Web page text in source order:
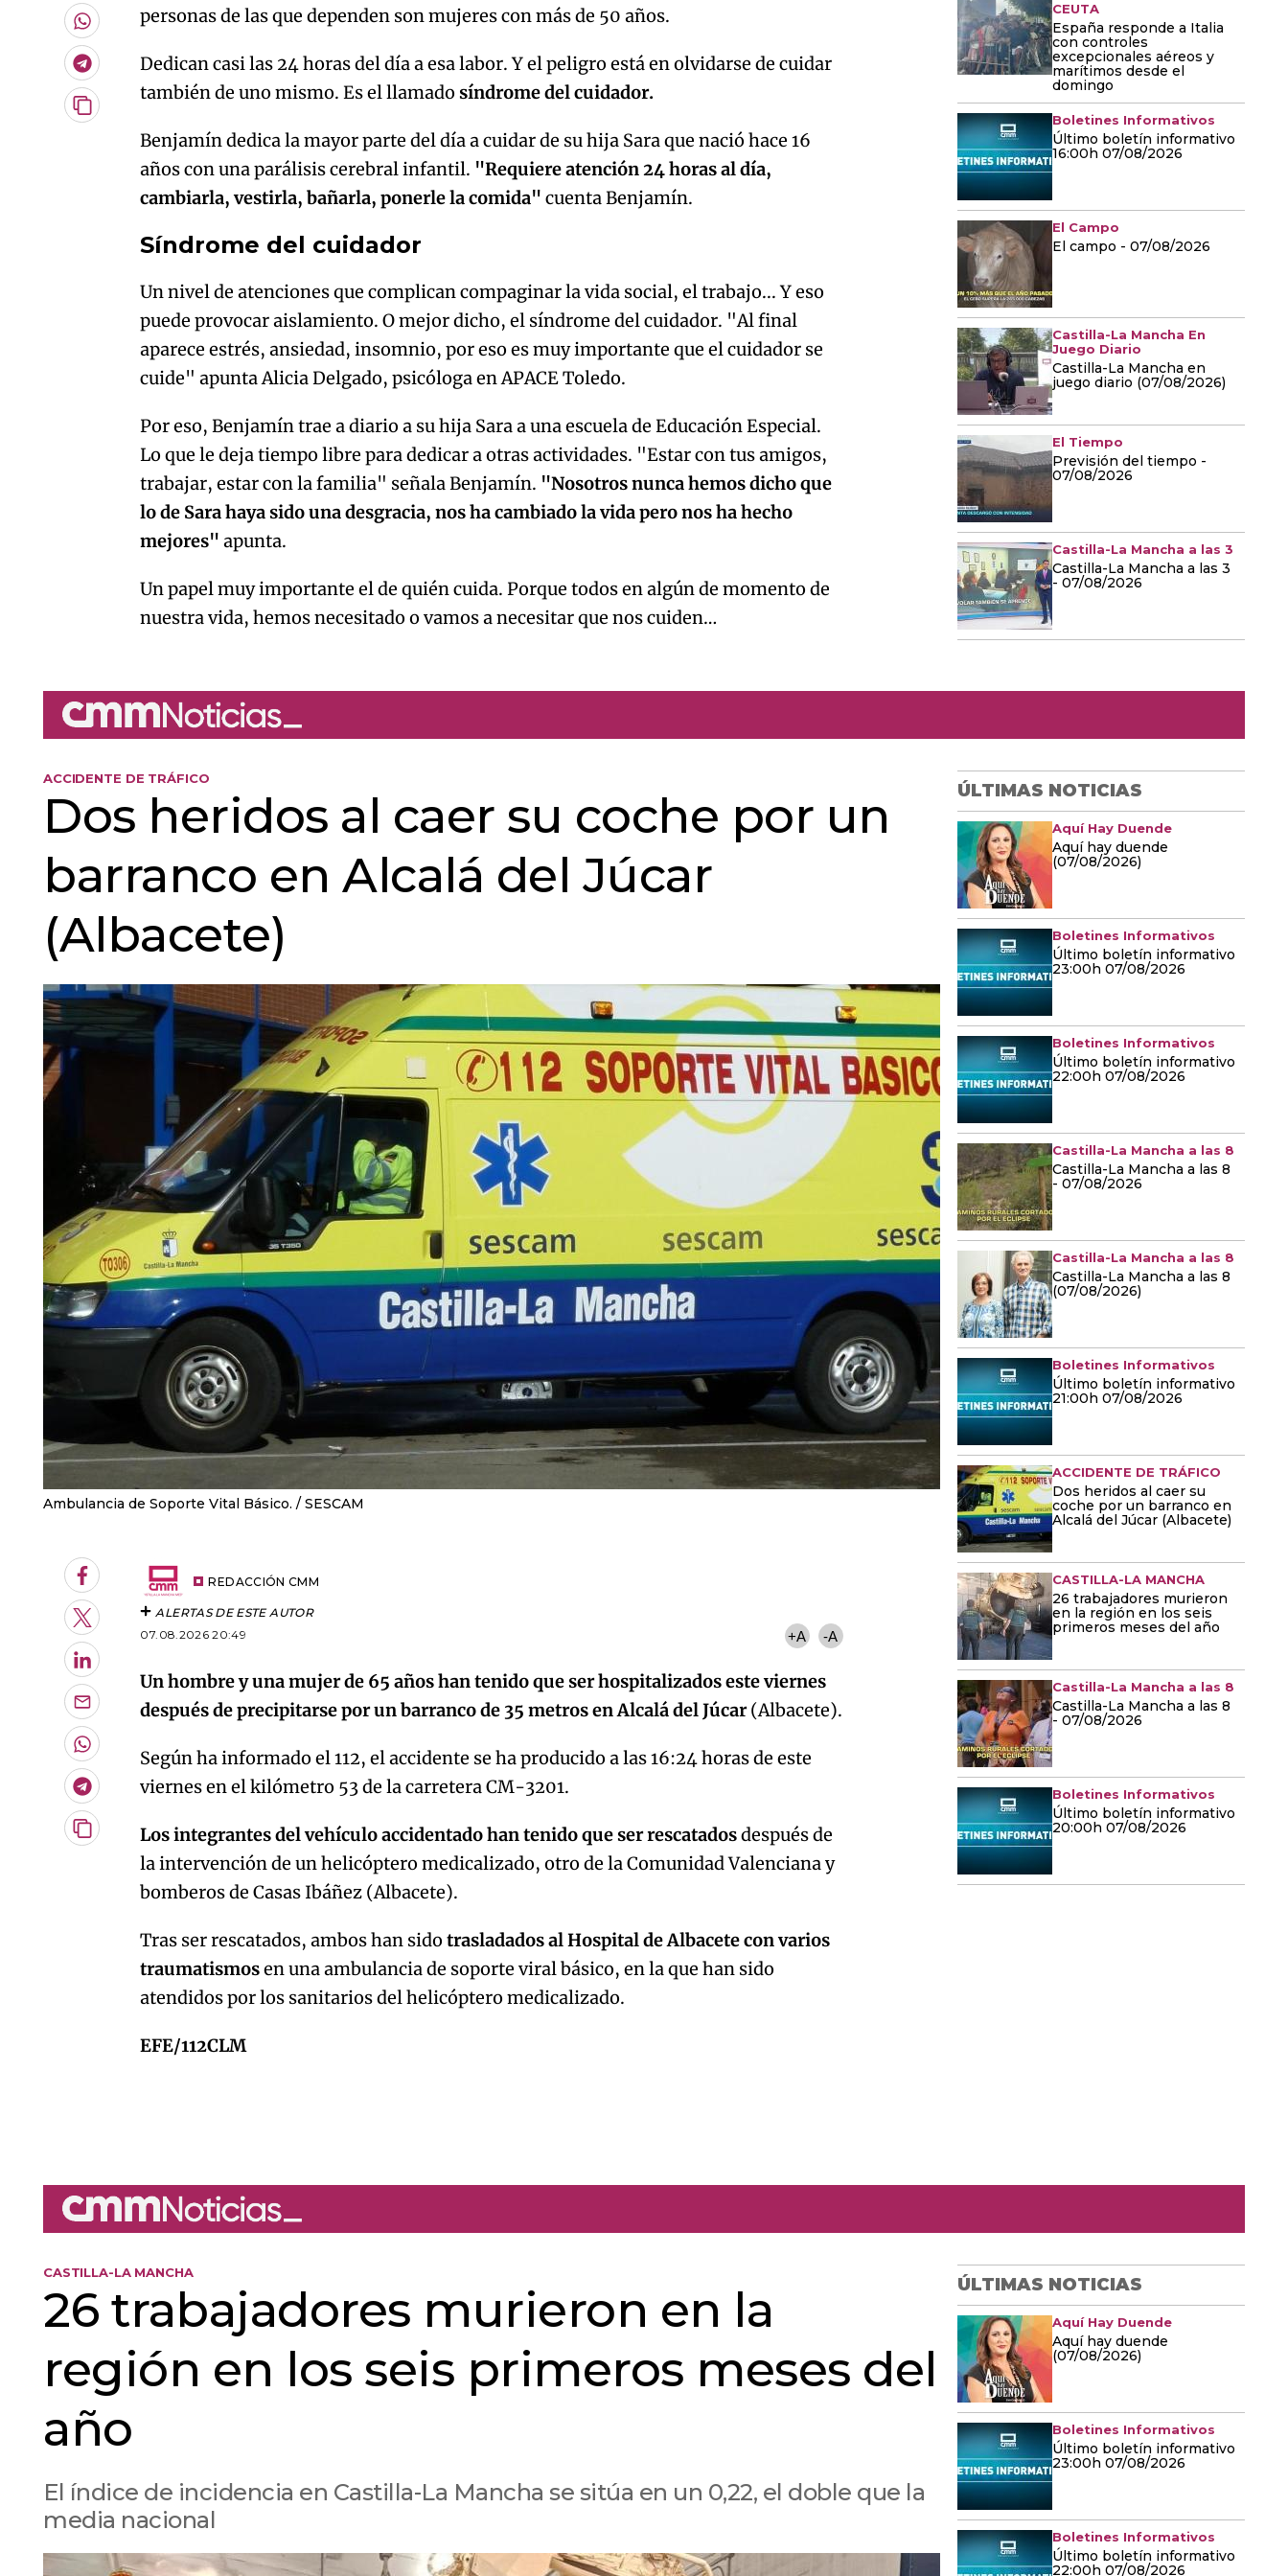
por
Email
Whatsapp
Telegram
Copiar
artículo
personas de las que dependen son mujeres con más de 50 años.
Dedican casi las 24 horas del día a esa labor. Y el peligro está en olvidarse de cuidar
también de uno mismo. Es el llamadosíndrome del cuidador.
Benjamín dedica la mayor parte del día a cuidar de su hija Sara que nació hace 16
años con una parálisis cerebral infantil. "Requiere atención 24 horas al día,
cambiarla, vestirla, bañarla, ponerle la comida"cuenta Benjamín.
Síndrome del cuidador
Un nivel de atenciones que complican compaginar la vida social, el trabajo... Y eso
puede provocar aislamiento. O mejor dicho, el síndrome del cuidador. "Al final
aparece estrés, ansiedad, insomnio, por eso es muy importante que el cuidador se
cuide" apunta Alicia Delgado, psicóloga en APACE Toledo.
Por eso, Benjamín trae a diario a su hija Sara a una escuela de Educación Especial.
Lo que le deja tiempo libre para dedicar a otras actividades. "Estar con tus amigos,
trabajar, estar con la familia" señala Benjamín. "Nosotros nunca hemos dicho que
lo de Sara haya sido una desgracia, nos ha cambiado la vida pero nos ha hecho
mejores" apunta.
Un papel muy importante el de quién cuida. Porque todos en algún de momento de
nuestra vida, hemos necesitado o vamos a necesitar que nos cuiden…
CEUTA
España responde a Italia
con controles
excepcionales aéreos y
marítimos desde el
domingo
Boletines Informativos
Último boletín informativo
16:00h 07/08/2026
El Campo
El campo - 07/08/2026
Castilla-La Mancha En
Juego Diario
Castilla-La Mancha en
juego diario (07/08/2026)
El Tiempo
Previsión del tiempo -
07/08/2026
Castilla-La Mancha a las 3
Castilla-La Mancha a las 3
- 07/08/2026
ACCIDENTE DE TRÁFICO
Dos heridos al caer su coche por un
barranco en Alcalá del Júcar
(Albacete)
Ambulancia de Soporte Vital Básico. SESCAM
Facebook
Twitter
LinkedIn
Enviar
por
Email
Whatsapp
Telegram
Copiar
artículo
REDACCIÓN CMM
ALERTAS DE ESTE AUTOR
07.08.2026 20:49
+A -A
Un hombre y una mujer de 65 años han tenido que ser hospitalizados este viernes
después de precipitarse por un barranco de 35 metros en Alcalá del Júcar(Albacete).
Según ha informado el 112, el accidente se ha producido a las 16:24 horas de este
viernes en el kilómetro 53 de la carretera CM-3201.
Los integrantes del vehículo accidentado han tenido que ser rescatadosdespués de
la intervención de un helicóptero medicalizado, otro de la Comunidad Valenciana y
bomberos de Casas Ibáñez (Albacete).
Tras ser rescatados, ambos han sidotrasladados al Hospital de Albacete con varios
traumatismosen una ambulancia de soporte viral básico, en la que han sido
atendidos por los sanitarios del helicóptero medicalizado.
EFE/112CLM
ÚLTIMAS NOTICIAS
Aquí Hay Duende
Aquí hay duende
(07/08/2026)
Boletines Informativos
Último boletín informativo
23:00h 07/08/2026
Boletines Informativos
Último boletín informativo
22:00h 07/08/2026
Castilla-La Mancha a las 8
Castilla-La Mancha a las 8
- 07/08/2026
Castilla-La Mancha a las 8
Castilla-La Mancha a las 8
(07/08/2026)
Boletines Informativos
Último boletín informativo
21:00h 07/08/2026
ACCIDENTE DE TRÁFICO
Dos heridos al caer su
coche por un barranco en
Alcalá del Júcar (Albacete)
CASTILLA-LA MANCHA
26 trabajadores murieron
en la región en los seis
primeros meses del año
Castilla-La Mancha a las 8
Castilla-La Mancha a las 8
- 07/08/2026
Boletines Informativos
Último boletín informativo
20:00h 07/08/2026
CASTILLA-LA MANCHA
26 trabajadores murieron en la
región en los seis primeros meses del
año
El índice de incidencia en Castilla-La Mancha se sitúa en un 0,22, el doble que la
media nacional
ÚLTIMAS NOTICIAS
Aquí Hay Duende
Aquí hay duende
(07/08/2026)
Boletines Informativos
Último boletín informativo
23:00h 07/08/2026
Boletines Informativos
Último boletín informativo
22:00h 07/08/2026